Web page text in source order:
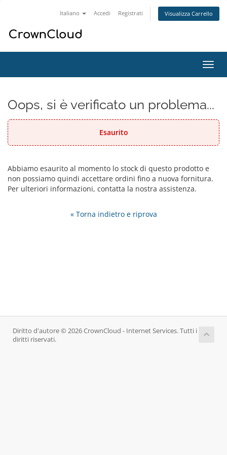
Italiano Accedi Registrati Visualizza Carrello
Attiva
Oops, si è verificato un problema...
Esaurito
Abbiamo esaurito al momento lo stock di questo prodotto e
non possiamo quindi accettare ordini fino a nuova fornitura.
Per ulteriori informazioni, contatta la nostra assistenza.
« Torna indietro e riprova
Diritto d'autore © 2026 CrownCloud - Internet Services. Tutti i
diritti riservati.